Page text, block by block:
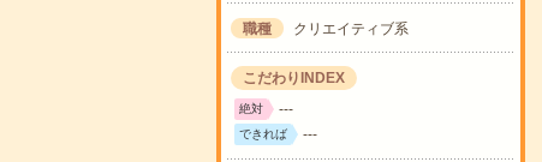
職種 クリエイティブ系
こだわりINDEX
絶対 ---
できれば ---